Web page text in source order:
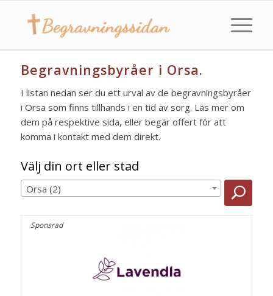
Begravningsbyråer i Orsa.
I listan nedan ser du ett urval av de begravningsbyråer
i Orsa som finns tillhands i en tid av sorg. Läs mer om
dem på respektive sida, eller begär offert för att
komma i kontakt med dem direkt.
Välj din ort eller stad
Orsa (2)
Sponsrad